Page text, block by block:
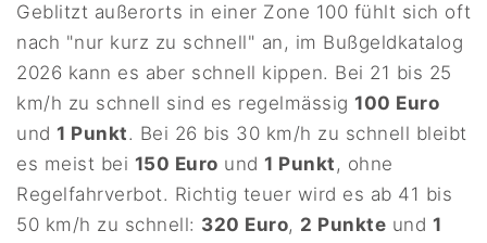
Geblitzt außerorts in einer Zone 100 fühlt sich oft
nach "nur kurz zu schnell" an, im Bußgeldkatalog
2026 kann es aber schnell kippen. Bei 21 bis 25
km/h zu schnell sind es regelmässig100 Euro
und1 Punkt. Bei 26 bis 30 km/h zu schnell bleibt
es meist bei 150 Euro und1 Punkt, ohne
Regelfahrverbot. Richtig teuer wird es ab 41 bis
50 km/h zu schnell: 320 Euro, 2 Punkte und 1